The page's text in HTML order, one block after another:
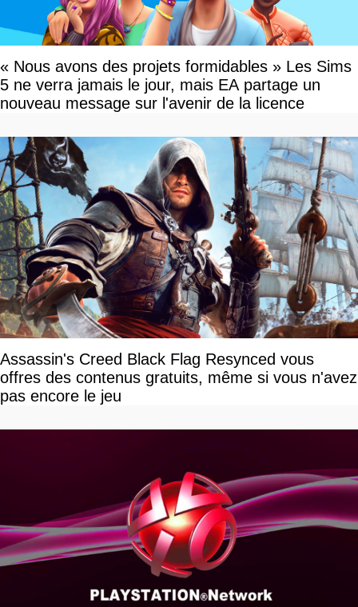
« Nous avons des projets formidables » Les Sims
5 ne verra jamais le jour, mais EA partage un
nouveau message sur l'avenir de la licence
Assassin's Creed Black Flag Resynced vous
offres des contenus gratuits, même si vous n'avez
pas encore le jeu